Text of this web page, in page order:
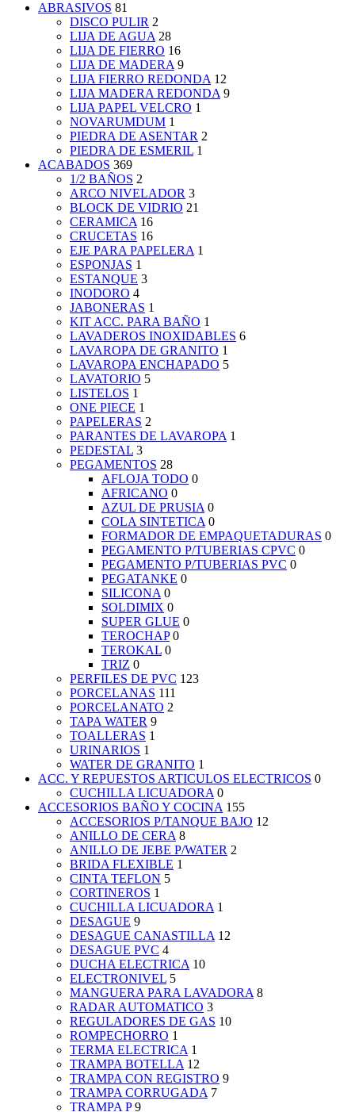
ABRASIVOS 81
DISCO PULIR 2
LIJA DE AGUA 28
LIJA DE FIERRO 16
LIJA DE MADERA 9
LIJA FIERRO REDONDA 12
LIJA MADERA REDONDA 9
LIJA PAPEL VELCRO 1
NOVARUMDUM 1
PIEDRA DE ASENTAR 2
PIEDRA DE ESMERIL 1
ACABADOS 369
1/2 BAÑOS 2
ARCO NIVELADOR 3
BLOCK DE VIDRIO 21
CERAMICA 16
CRUCETAS 16
EJE PARA PAPELERA 1
ESPONJAS 1
ESTANQUE 3
INODORO 4
JABONERAS 1
KIT ACC. PARA BAÑO 1
LAVADEROS INOXIDABLES 6
LAVAROPA DE GRANITO 1
LAVAROPA ENCHAPADO 5
LAVATORIO 5
LISTELOS 1
ONE PIECE 1
PAPELERAS 2
PARANTES DE LAVAROPA 1
PEDESTAL 3
PEGAMENTOS 28
AFLOJA TODO 0
AFRICANO 0
AZUL DE PRUSIA 0
COLA SINTETICA 0
FORMADOR DE EMPAQUETADURAS 0
PEGAMENTO P/TUBERIAS CPVC 0
PEGAMENTO P/TUBERIAS PVC 0
PEGATANKE 0
SILICONA 0
SOLDIMIX 0
SUPER GLUE 0
TEROCHAP 0
TEROKAL 0
TRIZ 0
PERFILES DE PVC 123
PORCELANAS 111
PORCELANATO 2
TAPA WATER 9
TOALLERAS 1
URINARIOS 1
WATER DE GRANITO 1
ACC. Y REPUESTOS ARTICULOS ELECTRICOS 0
CUCHILLA LICUADORA 0
ACCESORIOS BAÑO Y COCINA 155
ACCESORIOS P/TANQUE BAJO 12
ANILLO DE CERA 8
ANILLO DE JEBE P/WATER 2
BRIDA FLEXIBLE 1
CINTA TEFLON 5
CORTINEROS 1
CUCHILLA LICUADORA 1
DESAGUE 9
DESAGUE CANASTILLA 12
DESAGUE PVC 4
DUCHA ELECTRICA 10
ELECTRONIVEL 5
MANGUERA PARA LAVADORA 8
RADAR AUTOMATICO 3
REGULADORES DE GAS 10
ROMPECHORRO 1
TERMA ELECTRICA 1
TRAMPA BOTELLA 12
TRAMPA CON REGISTRO 9
TRAMPA CORRUGADA 7
TRAMPA P 9